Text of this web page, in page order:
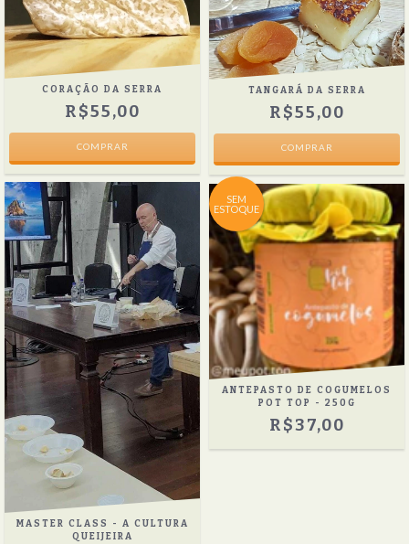
CORAÇÃO DA SERRA
R$55,00
TANGARÁ DA SERRA
R$55,00
MASTER CLASS - A CULTURA
QUEIJEIRA
SEM
ESTOQUE
ANTEPASTO DE COGUMELOS
POT TOP - 250G
R$37,00